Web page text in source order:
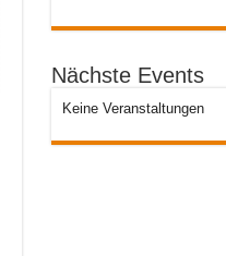
Nächste Events
Keine Veranstaltungen